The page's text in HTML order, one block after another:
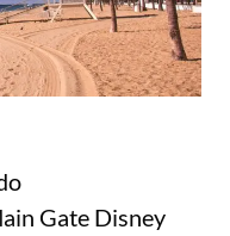
Gate Disney